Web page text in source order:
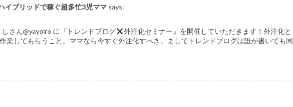
イブリッドで稼ぐ超多忙3児ママ says:
さん@yayoiro に『トレンドブログ
外注化セミナー』を開催していただきます！外注化と
業してもらうこと。ママなら今すぐ外注化すべき。ましてトレンドブログは誰が書いても同